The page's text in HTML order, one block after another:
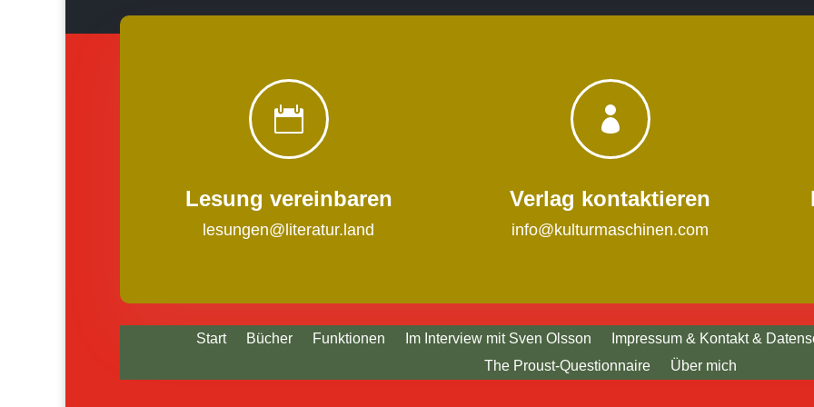

Lesung vereinbaren
lesungen@literatur.land

Verlag kontaktieren
info@kulturmaschinen.com
Start Bücher Funktionen Im Interview mit Sven Olsson Impressum & Kontakt &
The Proust-Questionnaire
Über mich